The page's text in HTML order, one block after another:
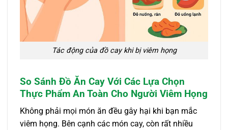
Tác động của đồ cay khi bị viêm họng
So Sánh Đồ Ăn Cay Với Các Lựa Chọn
Thực Phẩm An Toàn Cho Người Viêm Họng
Không phải mọi món ăn đều gây hại khi bạn mắc
viêm họng. Bên cạnh các món cay, còn rất nhiều